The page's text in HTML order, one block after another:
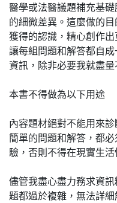
醫學或法醫議題補充基
的細微差異。這麼做的
獲得的認識，精心創作
讓每組問題和解答都自
資訊，除非必要我就盡量
本書不得做為以下用途
內容題材絕對不能用來
簡單的問題和解答，都
驗，否則不得在現實生活
儘管我盡心盡力務求資
題都過於複雜，無法詳